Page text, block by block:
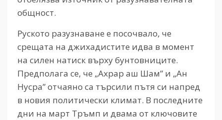
общност.
Руското разузнаване е посочвало, че
срещата на джихадистите идва в момент
на силен натиск върху бунтовниците.
Предполага се, че „Ахрар аш Шам” и „Ан
Нусра” отчаяно са търсили пътя си напред
в новия политически климат. В последните
дни на март Тръмп и двама от ключовите